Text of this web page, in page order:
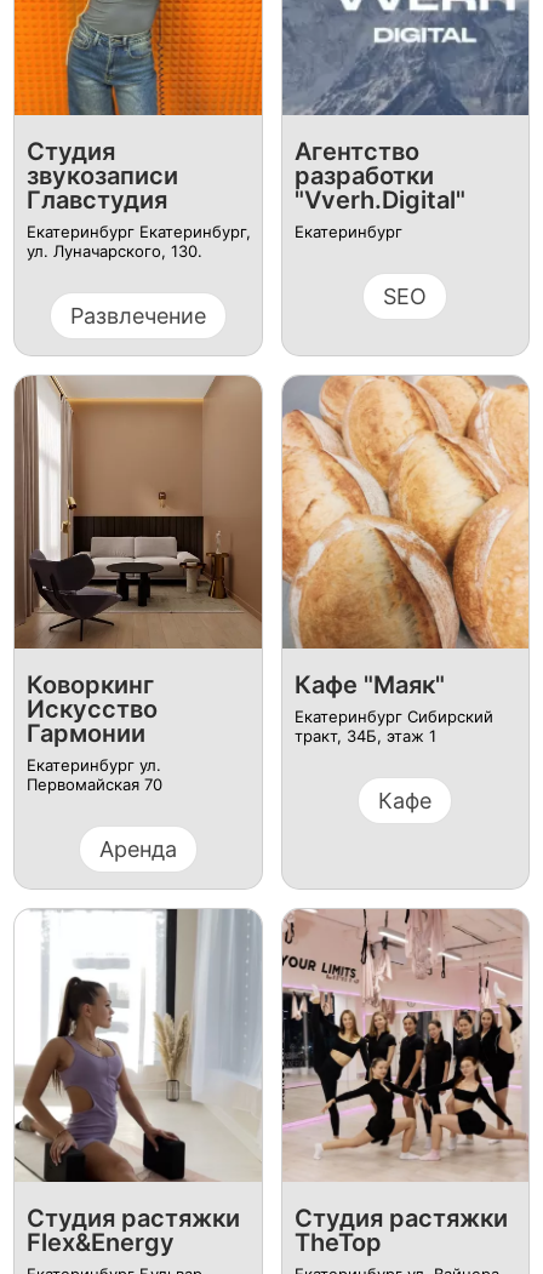
Студия
звукозаписи
Главстудия
Екатеринбург Екатеринбург,
ул. Луначарского, 130.
Развлечение
Агентство
разработки
"Vverh.Digital"
Екатеринбург
SEO
Коворкинг
Искусство
Гармонии
Екатеринбург ул.
Первомайская 70
Аренда
Кафе "Маяк"
Екатеринбург Сибирский
тракт, 34Б, этаж 1
Кафе
Студия растяжки
Flex&Energy
Студия растяжки
TheTop